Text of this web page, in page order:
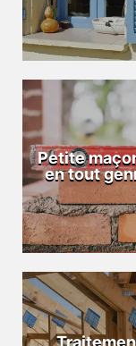
Petite
en tout